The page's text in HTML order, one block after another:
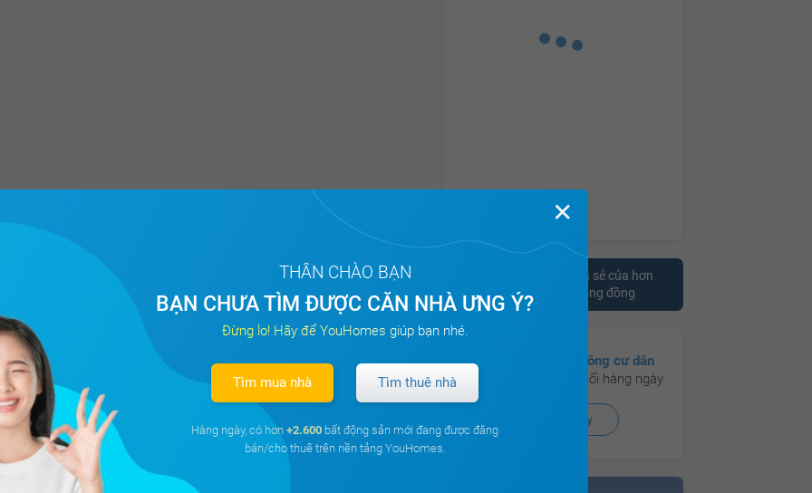
Tham khảo ý kiến chia sẻ của hơn
10.000 cư dân trên cộng đồng
Có hơn
130 cộng đồng cư dân
đang hoạt động sôi nổi hàng ngày
Xem ngay
✕
THÂN CHÀO BẠN
BẠN CHƯA TÌM ĐƯỢC CĂN NHÀ ƯNG Ý?
Đừng lo! Hãy để YouHomes giúp bạn nhé.
Tìm mua nhà Tìm thuê nhà
Hàng ngày, có hơn +2.600 bất động sản mới đang được đăng
bán/cho thuê trên nền tảng YouHomes.